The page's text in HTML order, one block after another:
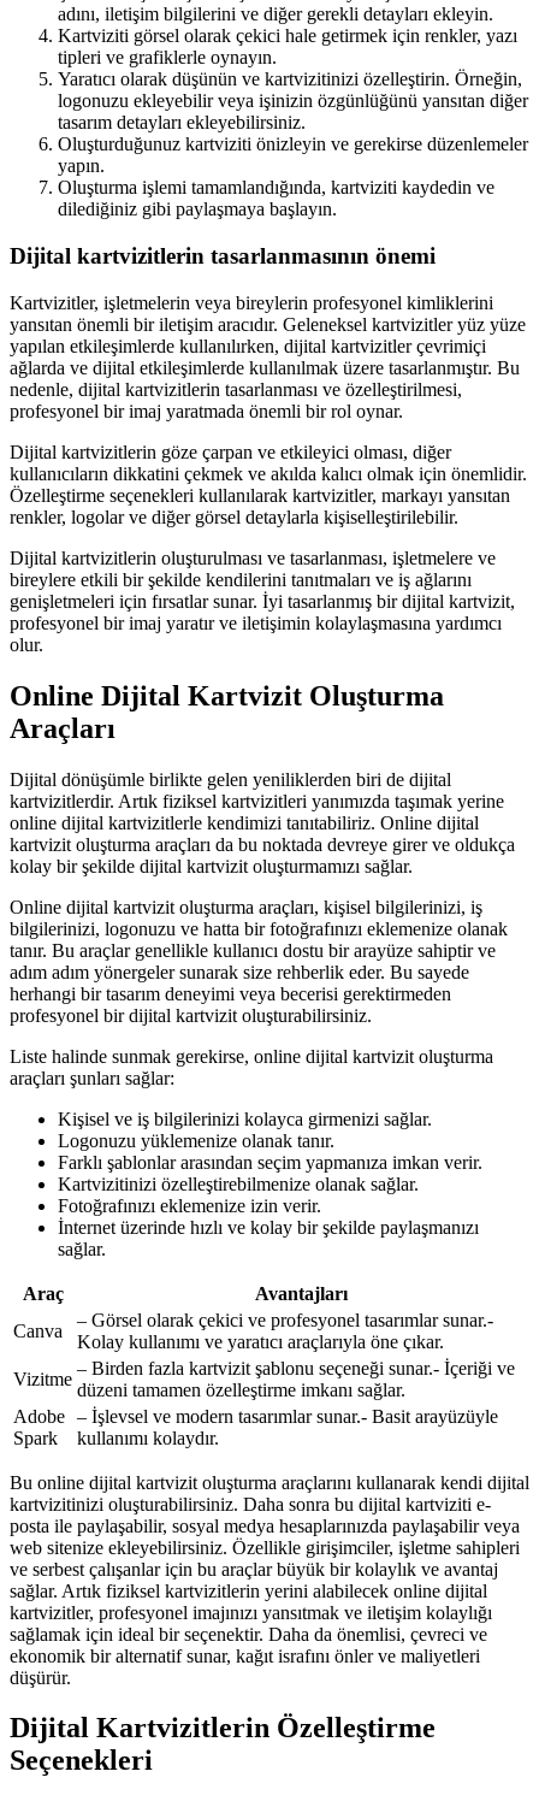
adını, iletişim bilgilerini ve diğer gerekli detayları ekleyin.
Kartviziti görsel olarak çekici hale getirmek için renkler, yazı
tipleri ve grafiklerle oynayın.
Yaratıcı olarak düşünün ve kartvizitinizi özelleştirin. Örneğin,
logonuzu ekleyebilir veya işinizin özgünlüğünü yansıtan diğer
tasarım detayları ekleyebilirsiniz.
Oluşturduğunuz kartviziti önizleyin ve gerekirse düzenlemeler
yapın.
Oluşturma işlemi tamamlandığında, kartviziti kaydedin ve
dilediğiniz gibi paylaşmaya başlayın.
Dijital kartvizitlerin tasarlanmasının önemi
Kartvizitler, işletmelerin veya bireylerin profesyonel kimliklerini
yansıtan önemli bir iletişim aracıdır. Geleneksel kartvizitler yüz yüze
yapılan etkileşimlerde kullanılırken, dijital kartvizitler çevrimiçi
ağlarda ve dijital etkileşimlerde kullanılmak üzere tasarlanmıştır. Bu
nedenle, dijital kartvizitlerin tasarlanması ve özelleştirilmesi,
profesyonel bir imaj yaratmada önemli bir rol oynar.
Dijital kartvizitlerin göze çarpan ve etkileyici olması, diğer
kullanıcıların dikkatini çekmek ve akılda kalıcı olmak için önemlidir.
Özelleştirme seçenekleri kullanılarak kartvizitler, markayı yansıtan
renkler, logolar ve diğer görsel detaylarla kişiselleştirilebilir.
Dijital kartvizitlerin oluşturulması ve tasarlanması, işletmelere ve
bireylere etkili bir şekilde kendilerini tanıtmaları ve iş ağlarını
genişletmeleri için fırsatlar sunar. İyi tasarlanmış bir dijital kartvizit,
profesyonel bir imaj yaratır ve iletişimin kolaylaşmasına yardımcı
olur.
Online Dijital Kartvizit Oluşturma
Araçları
Dijital dönüşümle birlikte gelen yeniliklerden biri de dijital
kartvizitlerdir. Artık fiziksel kartvizitleri yanımızda taşımak yerine
online dijital kartvizitlerle kendimizi tanıtabiliriz. Online dijital
kartvizit oluşturma araçları da bu noktada devreye girer ve oldukça
kolay bir şekilde dijital kartvizit oluşturmamızı sağlar.
Online dijital kartvizit oluşturma araçları, kişisel bilgilerinizi, iş
bilgilerinizi, logonuzu ve hatta bir fotoğrafınızı eklemenize olanak
tanır. Bu araçlar genellikle kullanıcı dostu bir arayüze sahiptir ve
adım adım yönergeler sunarak size rehberlik eder. Bu sayede
herhangi bir tasarım deneyimi veya becerisi gerektirmeden
profesyonel bir dijital kartvizit oluşturabilirsiniz.
Liste halinde sunmak gerekirse, online dijital kartvizit oluşturma
araçları şunları sağlar:
Kişisel ve iş bilgilerinizi kolayca girmenizi sağlar.
Logonuzu yüklemenize olanak tanır.
Farklı şablonlar arasından seçim yapmanıza imkan verir.
Kartvizitinizi özelleştirebilmenize olanak sağlar.
Fotoğrafınızı eklemenize izin verir.
İnternet üzerinde hızlı ve kolay bir şekilde paylaşmanızı
sağlar.
Araç
Avantajları
Canva
– Görsel olarak çekici ve profesyonel tasarımlar sunar.-
Kolay kullanımı ve yaratıcı araçlarıyla öne çıkar.
Vizitme
– Birden fazla kartvizit şablonu seçeneği sunar.- İçeriği ve
düzeni tamamen özelleştirme imkanı sağlar.
Adobe
Spark
– İşlevsel ve modern tasarımlar sunar.- Basit arayüzüyle
kullanımı kolaydır.
Bu online dijital kartvizit oluşturma araçlarını kullanarak kendi dijital
kartvizitinizi oluşturabilirsiniz. Daha sonra bu dijital kartviziti e-
posta ile paylaşabilir, sosyal medya hesaplarınızda paylaşabilir veya
web sitenize ekleyebilirsiniz. Özellikle girişimciler, işletme sahipleri
ve serbest çalışanlar için bu araçlar büyük bir kolaylık ve avantaj
sağlar. Artık fiziksel kartvizitlerin yerini alabilecek online dijital
kartvizitler, profesyonel imajınızı yansıtmak ve iletişim kolaylığı
sağlamak için ideal bir seçenektir. Daha da önemlisi, çevreci ve
ekonomik bir alternatif sunar, kağıt israfını önler ve maliyetleri
düşürür.
Dijital Kartvizitlerin Özelleştirme
Seçenekleri